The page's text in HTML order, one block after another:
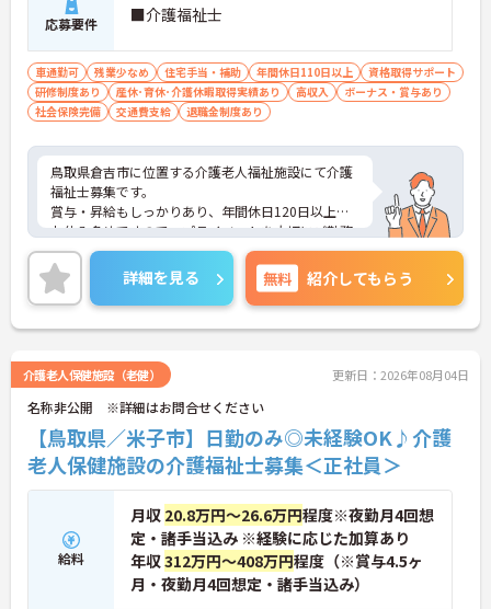
応募要件 ■介護福祉士
車通勤可 残業少なめ 住宅手当・補助 年間休日110日以上
資格取得サポート
研修制度あり
産休･育休･介護休暇取得実績あり 高収入
ボーナス・賞与あり
社会保険完備
交通費支給 退職金制度あり
鳥取県倉吉市に位置する介護老人福祉施設にて介護
福祉士募集です。
賞与・昇給もしっかりあり、年間休日120日以上で
お休み多めですので、プライベートを大切にご勤務
いただけます。
ご興味ある方には、面接対策ポイントなど、さらに
詳細をお話しいたしますのでお気軽にご相談くださ
い！
詳細を見る 無料 紹介してもらう
介護老人保健施設（老健） 更新日：2026年08月04日
名称非公開 ※詳細はお問合せください
【鳥取県／米子市】日勤のみ◎未経験OK♪介護
老人保健施設の介護福祉士募集＜正社員＞
給料
月収 20.8万円～26.6万円程度※夜勤月4回想
定・諸手当込み ※経験に応じた加算あり
年収312万円～408万円程度（※賞与4.5ヶ
月・夜勤月4回想定・諸手当込み）